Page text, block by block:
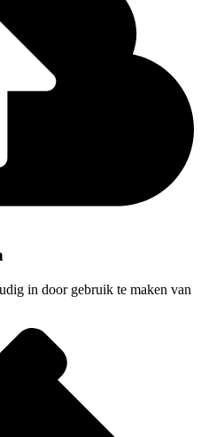
in door gebruik te maken van